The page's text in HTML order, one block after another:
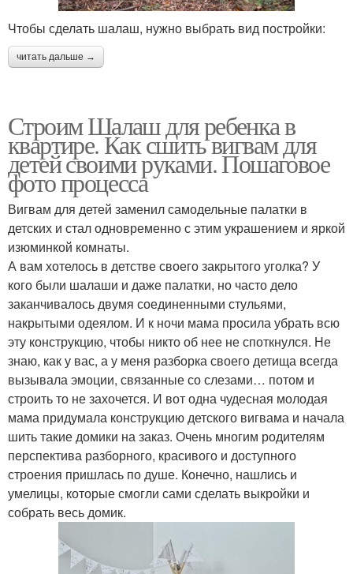
Чтобы сделать шалаш, нужно выбрать вид постройки:
читать дальше →
Строим Шалаш для ребенка в
квартире. Как сшить вигвам для
детей своими руками. Пошаговое
фото процесса
Вигвам для детей заменил самодельные палатки в
детских и стал одновременно с этим украшением и яркой
изюминкой комнаты.
А вам хотелось в детстве своего закрытого уголка? У
кого были шалаши и даже палатки, но часто дело
заканчивалось двумя соединенными стульями,
накрытыми одеялом. И к ночи мама просила убрать всю
эту конструкцию, чтобы никто об нее не споткнулся. Не
знаю, как у вас, а у меня разборка своего детища всегда
вызывала эмоции, связанные со слезами… потом и
строить то не захочется. И вот одна чудесная молодая
мама придумала конструкцию детского вигвама и начала
шить такие домики на заказ. Очень многим родителям
перспектива разборного, красивого и доступного
строения пришлась по душе. Конечно, нашлись и
умелицы, которые смогли сами сделать выкройки и
собрать весь домик.